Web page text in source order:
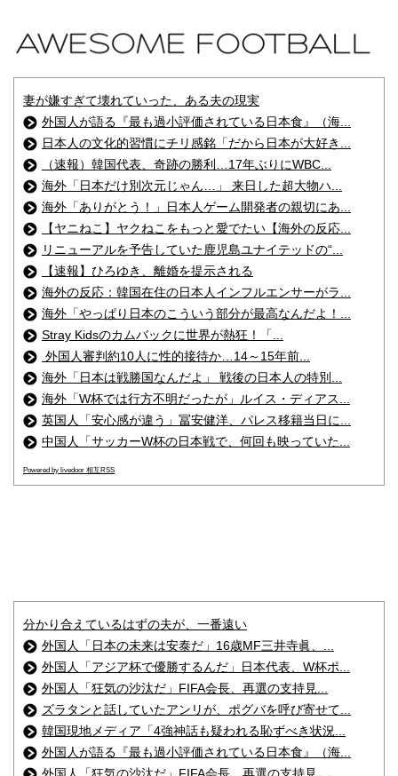
妻が嫌すぎて壊れていった、ある夫の現実
外国人が語る『最も過小評価されている日本食』（海...
日本人の文化的習慣にチリ感銘「だから日本が大好き...
（速報）韓国代表、奇跡の勝利…17年ぶりにWBC...
海外「日本だけ別次元じゃん…」 来日した超大物ハ...
海外「ありがとう！」日本人ゲーム開発者の親切にあ...
【ヤニねこ】ヤクねこをもっと愛でたい【海外の反応...
リニューアルを予告していた鹿児島ユナイテッドの“...
【速報】ひろゆき、離婚を提示される
海外の反応：韓国在住の日本人インフルエンサーがラ...
海外「やっぱり日本のこういう部分が最高なんだよ！...
Stray Kidsのカムバックに世界が熱狂！「...
外国人審判約10人に性的接待か…14～15年前...
海外「日本は戦勝国なんだよ」 戦後の日本人の特別...
海外「W杯では行方不明だったが」ルイス・ディアス...
英国人「安心感が違う」冨安健洋、パレス移籍当日に...
中国人「サッカーW杯の日本戦で、何回も映っていた...
Powered by livedoor 相互RSS
分かり合えているはずの夫が、一番遠い
外国人「日本の未来は安泰だ」16歳MF三井寺眞、...
外国人「アジア杯で優勝するんだ」日本代表、W杯ポ...
外国人「狂気の沙汰だ」FIFA会長、再選の支持見...
ズラタンと話していたアンリが、ポグバを呼び寄せて...
韓国現地メディア「4強神話も疑われる恥ずべき状況...
外国人が語る『最も過小評価されている日本食』（海...